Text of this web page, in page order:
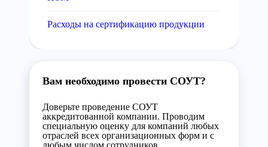
Расходы на сертификацию продукции
Вам необходимо провести СОУТ?
Доверьте проведение СОУТ
аккредитованной компании. Проводим
специальную оценку для компаний любых
отраслей всех организационных форм и с
любым числом сотрудников